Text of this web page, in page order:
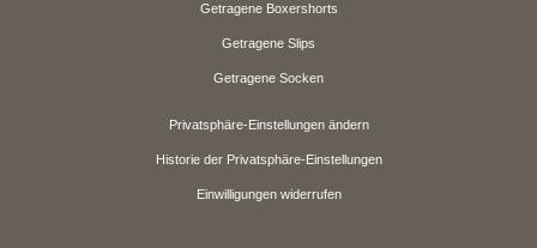
Getragene Boxershorts
Getragene Slips
Getragene Socken
Privatsphäre-Einstellungen ändern
Historie der Privatsphäre-Einstellungen
Einwilligungen widerrufen